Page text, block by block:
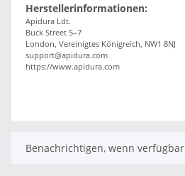
Herstellerinformationen:
Apidura Ldt.
Buck Street 5–7
London, Vereinigtes Königreich, NW1 8NJ
support@apidura.com
https://www.apidura.com
Benachrichtigen, wenn verfügbar